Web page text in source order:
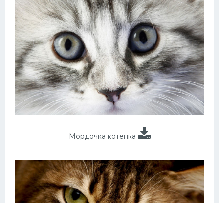
Мордочка котенка